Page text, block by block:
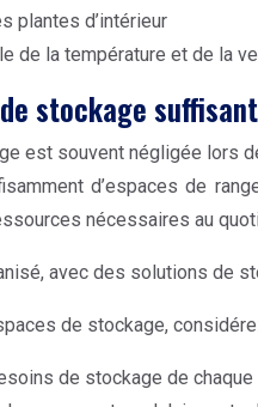
plantes d’intérieur
de la température et de la
stockage
est souvent négligée lors
d’espaces de
nécessaires au
avec des solutions de
de stockage,
de stockage de